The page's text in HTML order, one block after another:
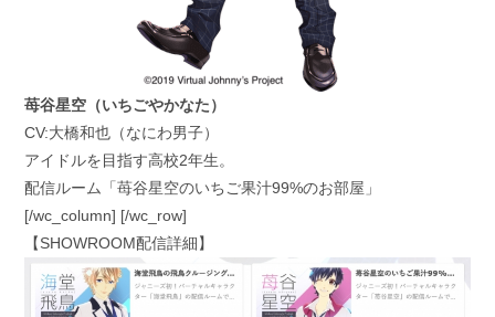
苺谷星空（いちごやかなた）
CV:大橋和也（なにわ男子）
アイドルを目指す高校2年生。
配信ルーム「苺谷星空のいちご果汁99%のお部屋」
[/wc_column] [/wc_row]
【SHOWROOM配信詳細】